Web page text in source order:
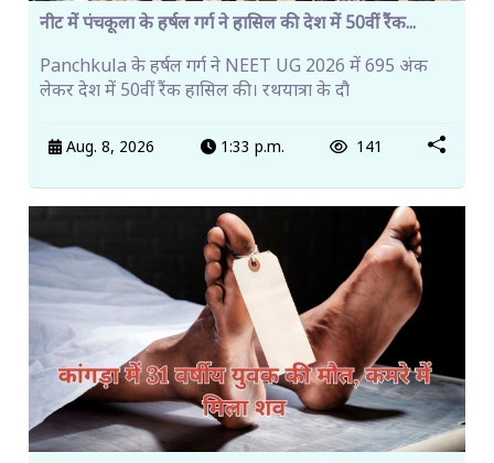
नीट में पंचकूला के हर्षल गर्ग ने हासिल की देश में 50वीं रैंक...
Panchkula के हर्षल गर्ग ने NEET UG 2026 में 695 अंक
लेकर देश में 50वीं रैंक हासिल की। रथयात्रा के दौ
Aug. 8, 2026 1:33 p.m. 141